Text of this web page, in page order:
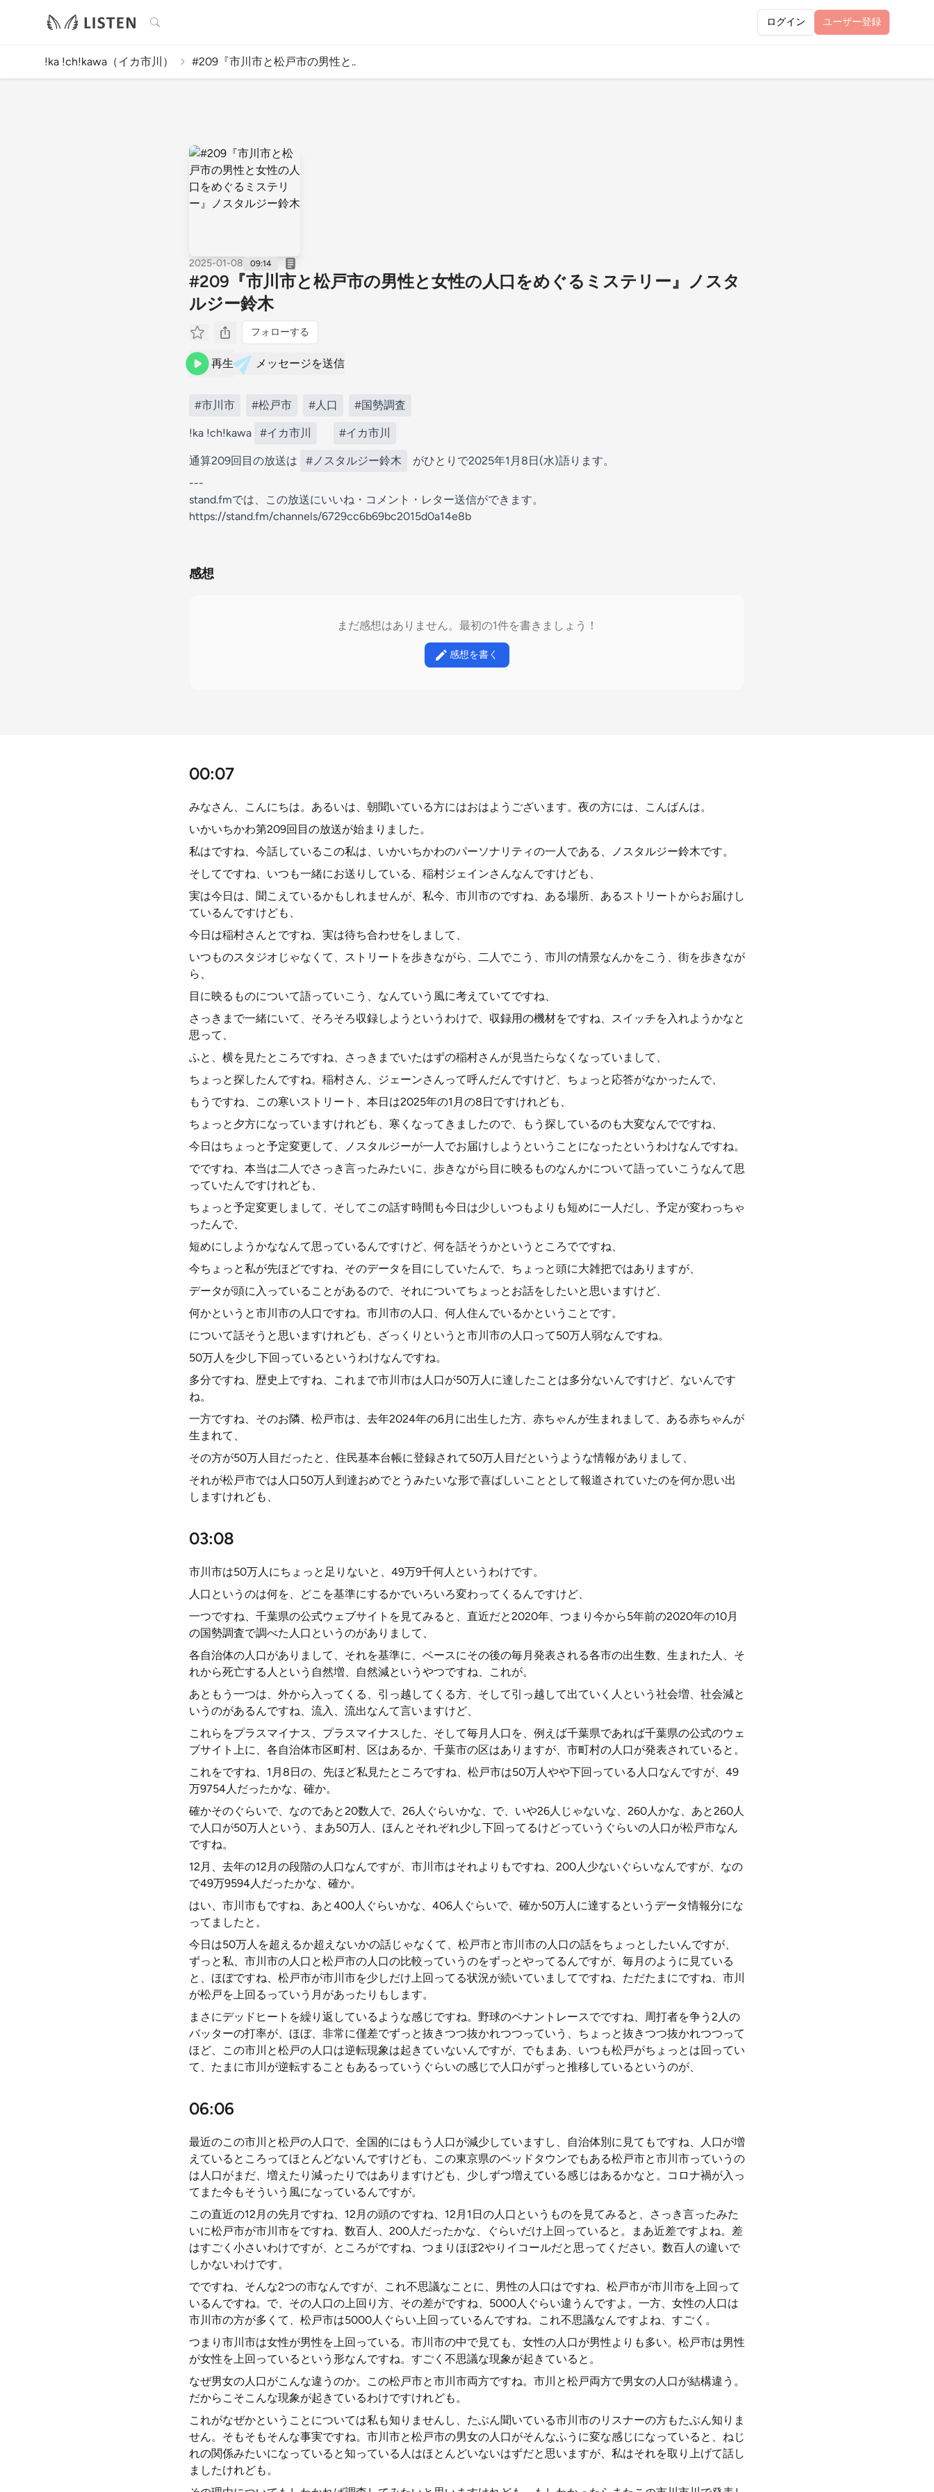
検索 ログイン ユーザー登録
!ka !ch!kawa（イカ市川） #209『市川市と松戸市の男性と..
2025-01-08 09:14
#209『市川市と松戸市の男性と女性の人口をめぐるミステリー』ノスタ
ルジー鈴木
フォローする
再生 メッセージを送信
#市川市 #松戸市 #人口 #国勢調査
!ka !ch!kawa #イカ市川 #イカ市川
通算209回目の放送は #ノスタルジー鈴木
がひとりで2025年1月8日(水)語ります。
---
stand.fmでは、この放送にいいね・コメント・レター送信ができます。
https://stand.fm/channels/6729cc6b69bc2015d0a14e8b
感想
まだ感想はありません。最初の1件を書きましょう！
感想を書く
00:07
みなさん、こんにちは。あるいは、朝聞いている方にはおはようございます。夜の方には、こんばんは。
いかいちかわ第209回目の放送が始まりました。
私はですね、今話しているこの私は、いかいちかわのパーソナリティの一人である、ノスタルジー鈴木です。
そしてですね、いつも一緒にお送りしている、稲村ジェインさんなんですけども、
実は今日は、聞こえているかもしれませんが、私今、市川市のですね、ある場所、あるストリートからお届けし
ているんですけども、
今日は稲村さんとですね、実は待ち合わせをしまして、
いつものスタジオじゃなくて、ストリートを歩きながら、二人でこう、市川の情景なんかをこう、街を歩きなが
ら、
目に映るものについて語っていこう、なんていう風に考えていてですね、
さっきまで一緒にいて、そろそろ収録しようというわけで、収録用の機材をですね、スイッチを入れようかなと
思って、
ふと、横を見たところですね、さっきまでいたはずの稲村さんが見当たらなくなっていまして、
ちょっと探したんですね。稲村さん、ジェーンさんって呼んだんですけど、ちょっと応答がなかったんで、
もうですね、この寒いストリート、本日は2025年の1月の8日ですけれども、
ちょっと夕方になっていますけれども、寒くなってきましたので、もう探しているのも大変なんでですね、
今日はちょっと予定変更して、ノスタルジーが一人でお届けしようということになったというわけなんですね。
でですね、本当は二人でさっき言ったみたいに、歩きながら目に映るものなんかについて語っていこうなんて思
っていたんですけれども、
ちょっと予定変更しまして、そしてこの話す時間も今日は少しいつもよりも短めに一人だし、予定が変わっちゃ
ったんで、
短めにしようかななんて思っているんですけど、何を話そうかというところでですね、
今ちょっと私が先ほどですね、そのデータを目にしていたんで、ちょっと頭に大雑把ではありますが、
データが頭に入っていることがあるので、それについてちょっとお話をしたいと思いますけど、
何かというと市川市の人口ですね。市川市の人口、何人住んでいるかということです。
について話そうと思いますけれども、ざっくりというと市川市の人口って50万人弱なんですね。
50万人を少し下回っているというわけなんですね。
多分ですね、歴史上ですね、これまで市川市は人口が50万人に達したことは多分ないんですけど、ないんです
ね。
一方ですね、そのお隣、松戸市は、去年2024年の6月に出生した方、赤ちゃんが生まれまして、ある赤ちゃんが
生まれて、
その方が50万人目だったと、住民基本台帳に登録されて50万人目だというような情報がありまして、
それが松戸市では人口50万人到達おめでとうみたいな形で喜ばしいこととして報道されていたのを何か思い出
しますけれども、
03:08
市川市は50万人にちょっと足りないと、49万9千何人というわけです。
人口というのは何を、どこを基準にするかでいろいろ変わってくるんですけど、
一つですね、千葉県の公式ウェブサイトを見てみると、直近だと2020年、つまり今から5年前の2020年の10月
の国勢調査で調べた人口というのがありまして、
各自治体の人口がありまして、それを基準に、ベースにその後の毎月発表される各市の出生数、生まれた人、そ
れから死亡する人という自然増、自然減というやつですね、これが。
あともう一つは、外から入ってくる、引っ越してくる方、そして引っ越して出ていく人という社会増、社会減と
いうのがあるんですね、流入、流出なんて言いますけど、
これらをプラスマイナス、プラスマイナスした、そして毎月人口を、例えば千葉県であれば千葉県の公式のウェ
ブサイト上に、各自治体市区町村、区はあるか、千葉市の区はありますが、市町村の人口が発表されていると。
これをですね、1月8日の、先ほど私見たところですね、松戸市は50万人やや下回っている人口なんですが、49
万9754人だったかな、確か。
確かそのぐらいで、なのであと20数人で、26人ぐらいかな、で、いや26人じゃないな、260人かな、あと260人
で人口が50万人という、まあ50万人、ほんとそれぞれ少し下回ってるけどっていうぐらいの人口が松戸市なん
ですね。
12月、去年の12月の段階の人口なんですが、市川市はそれよりもですね、200人少ないぐらいなんですが、なの
で49万9594人だったかな、確か。
はい、市川市もですね、あと400人ぐらいかな、406人ぐらいで、確か50万人に達するというデータ情報分にな
ってましたと。
今日は50万人を超えるか超えないかの話じゃなくて、松戸市と市川市の人口の話をちょっとしたいんですが、
ずっと私、市川市の人口と松戸市の人口の比較っていうのをずっとやってるんですが、毎月のように見ている
と、ほぼですね、松戸市が市川市を少しだけ上回ってる状況が続いていましてですね、ただたまにですね、市川
が松戸を上回るっていう月があったりもします。
まさにデッドヒートを繰り返しているような感じですね。野球のペナントレースでですね、周打者を争う2人の
バッターの打率が、ほぼ、非常に僅差でずっと抜きつつ抜かれつつっていう、ちょっと抜きつつ抜かれつつって
ほど、この市川と松戸の人口は逆転現象は起きていないんですが、でもまあ、いつも松戸がちょっとは回ってい
て、たまに市川が逆転することもあるっていうぐらいの感じで人口がずっと推移しているというのが、
06:06
最近のこの市川と松戸の人口で、全国的にはもう人口が減少していますし、自治体別に見てもですね、人口が増
えているところってほとんどないんですけども、この東京県のベッドタウンでもある松戸市と市川市っていうの
は人口がまだ、増えたり減ったりではありますけども、少しずつ増えている感じはあるかなと。コロナ禍が入っ
てまた今もそういう風になっているんですが。
この直近の12月の先月ですね、12月の頭のですね、12月1日の人口というものを見てみると、さっき言ったみた
いに松戸市が市川市をですね、数百人、200人だったかな、ぐらいだけ上回っていると。まあ近差ですよね。差
はすごく小さいわけですが、ところがですね、つまりほぼ2やりイコールだと思ってください。数百人の違いで
しかないわけです。
でですね、そんな2つの市なんですが、これ不思議なことに、男性の人口はですね、松戸市が市川市を上回って
いるんですね。で、その人口の上回り方、その差がですね、5000人ぐらい違うんですよ。一方、女性の人口は
市川市の方が多くて、松戸市は5000人ぐらい上回っているんですね。これ不思議なんですよね、すごく。
つまり市川市は女性が男性を上回っている。市川市の中で見ても、女性の人口が男性よりも多い。松戸市は男性
が女性を上回っているという形なんですね。すごく不思議な現象が起きていると。
なぜ男女の人口がこんな違うのか。この松戸市と市川市両方ですね。市川と松戸両方で男女の人口が結構違う。
だからこそこんな現象が起きているわけですけれども。
これがなぜかということについては私も知りませんし、たぶん聞いている市川市のリスナーの方もたぶん知りま
せん。そもそもそんな事実ですね。市川市と松戸市の男女の人口がそんなふうに変な感じになっていると、ねじ
れの関係みたいになっていると知っている人はほとんどいないはずだと思いますが、私はそれを取り上げて話し
ましたけれども。